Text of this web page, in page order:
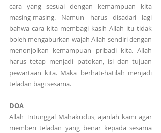
cara yang sesuai dengan kemampuan kita
masing-masing. Namun harus disadari lagi
bahwa cara kita membagi kasih Allah itu tidak
boleh mengaburkan wajah Allah sendiri dengan
menonjolkan kemampuan pribadi kita. Allah
harus tetap menjadi patokan, isi dan tujuan
pewartaan kita. Maka berhati-hatilah menjadi
teladan bagi sesama.
DOA
Allah Tritunggal Mahakudus, ajarilah kami agar
memberi teladan yang benar kepada sesama